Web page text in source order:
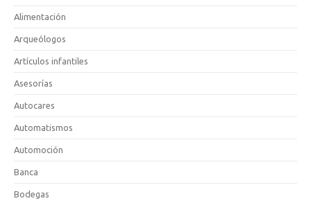
Alimentación
Arqueólogos
Artículos infantiles
Asesorías
Autocares
Automatismos
Automoción
Banca
Bodegas